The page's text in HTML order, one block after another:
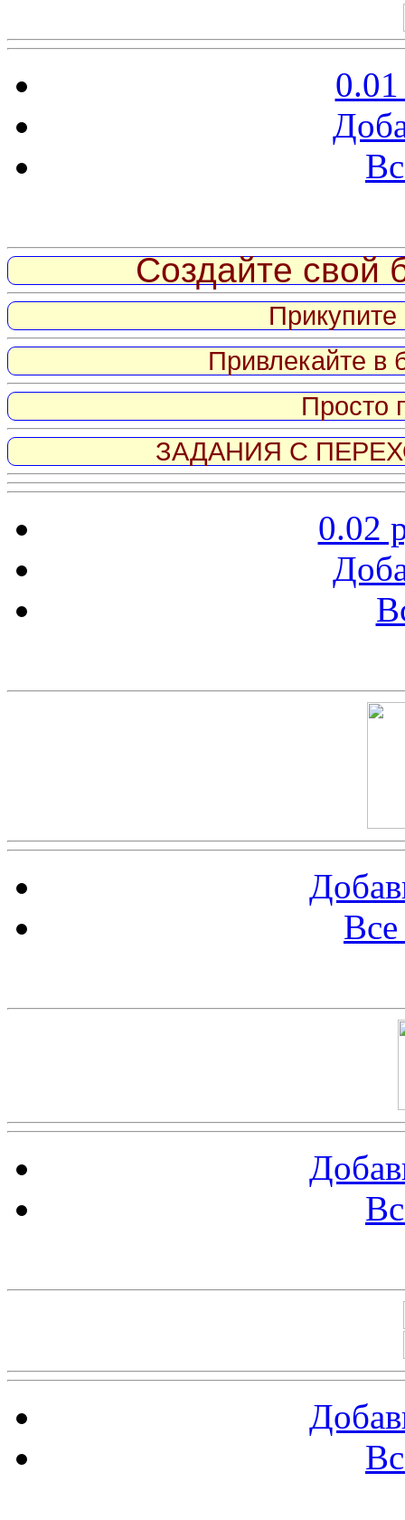
Создайте свой
Привлекайте в
Просто
ЗАДАНИЯ С
0.02